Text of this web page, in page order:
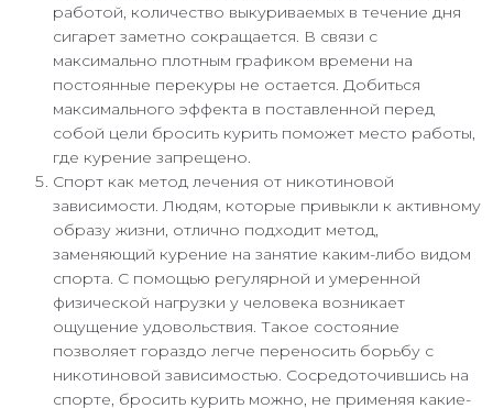
работой, количество выкуриваемых в течение дня
сигарет заметно сокращается. В связи с
максимально плотным графиком времени на
постоянные перекуры не остается. Добиться
максимального эффекта в поставленной перед
собой цели бросить курить поможет место работы,
где курение запрещено.
Спорт как метод лечения от никотиновой
зависимости. Людям, которые привыкли к активному
образу жизни, отлично подходит метод,
заменяющий курение на занятие каким-либо видом
спорта. С помощью регулярной и умеренной
физической нагрузки у человека возникает
ощущение удовольствия. Такое состояние
позволяет гораздо легче переносить борьбу с
никотиновой зависимостью. Сосредоточившись на
спорте, бросить курить можно, не применяя какие-